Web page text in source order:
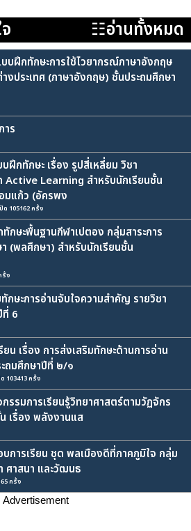
☷อ่านทั้งหมด
ฝึกทักษะการใช้ไวยากรณ์ภาษาอังกฤษ
งประเทศ (ภาษาอังกฤษ) ชั้นประถมศึกษา
าร
ฝึกทักษะ เรื่อง รูปสี่เหลี่ยม วิชา
Active Learning สำหรับนักเรียนชั้น
มแก้ว (อัครพง
105162 ครั้ง
กษะพื้นฐานกีฬาเปตอง กลุ่มสาระการ
(พลศึกษา) สำหรับนักเรียนชั้น
รั้ง
ษะการอ่านจับใจความสำคัญ รายวิชา
ที่ 6
น เรื่อง การส่งเสริมทักษะด้านการอ่าน
ถมศึกษาปีที่ ๒/๑
103413 ครั้ง
รรมการเรียนรู้วิทยาศาสตร์ตามวัฏจักร
เรื่อง พลังงานแส
บการเรียน ชุด พลเมืองดีที่ภาคภูมิใจ กลุ่ม
ศาสนา และวัฒนธ
ครั้ง
Advertisement